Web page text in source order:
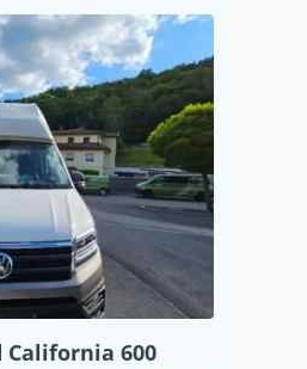
California 600